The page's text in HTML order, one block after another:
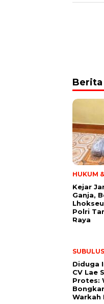
Berita
HUKUM
Kejar
Ganja,
Polri
Raya
Diduga
CV Lae
Protes:
Warkah